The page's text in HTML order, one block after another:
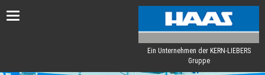
Toggle
Ein Unternehmen der KERN-LIEBERS
Gruppe